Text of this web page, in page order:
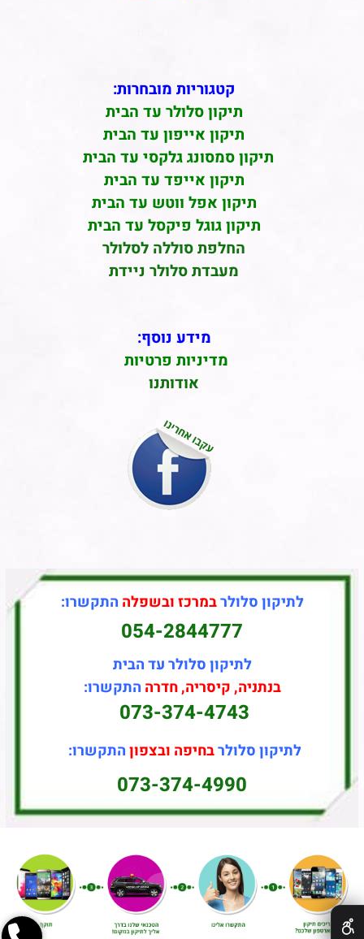
קטגוריות מובחרות:
תיקון סלולר עד הבית
תיקון אייפון עד הבית
תיקון סמסונג גלקסי עד הבית
תיקון אייפד עד הבית
תיקון אפל ווטש עד הבית
תיקון גוגל פיקסל עד הבית
החלפת סוללה לסלולר
מעבדת סלולר ניידת
מידע נוסף:
מדיניות פרטיות
אודותנו
לתיקון סלולרבמרכז ובשפלה התקשרו:
054-2844777
לתיקון סלולר עד הבית
בנתניה, קיסריה, חדרה התקשרו:
073-374-4743
לתיקון סלולרבחיפה ובצפוןהתקשרו:
073-374-4990
✕